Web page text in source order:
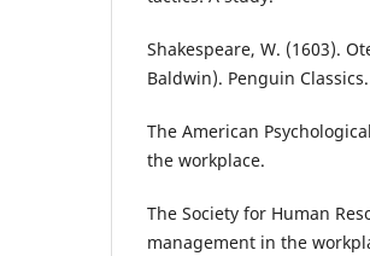
Shakespeare, W. (1603).
Baldwin). Penguin Classics.
The American
the workplace.
The Society for Human
management in the